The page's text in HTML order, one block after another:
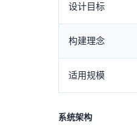
设计目标
构建理念
适用规模
系统架构